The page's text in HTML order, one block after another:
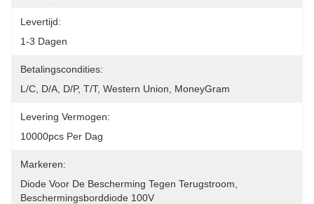
Levertijd:
1-3 Dagen
Betalingscondities:
L/C, D/A, D/P, T/T, Western Union, MoneyGram
Levering Vermogen:
10000pcs Per Dag
Markeren:
Diode Voor De Bescherming Tegen Terugstroom
Beschermingsborddiode 100V